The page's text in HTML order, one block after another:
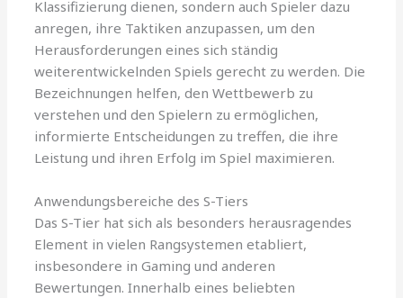
Klassifizierung dienen, sondern auch Spieler dazu
anregen, ihre Taktiken anzupassen, um den
Herausforderungen eines sich ständig
weiterentwickelnden Spiels gerecht zu werden. Die
Bezeichnungen helfen, den Wettbewerb zu
verstehen und den Spielern zu ermöglichen,
informierte Entscheidungen zu treffen, die ihre
Leistung und ihren Erfolg im Spiel maximieren.
Anwendungsbereiche des S-Tiers
Das S-Tier hat sich als besonders herausragendes
Element in vielen Rangsystemen etabliert,
insbesondere in Gaming und anderen
Bewertungen. Innerhalb eines beliebten